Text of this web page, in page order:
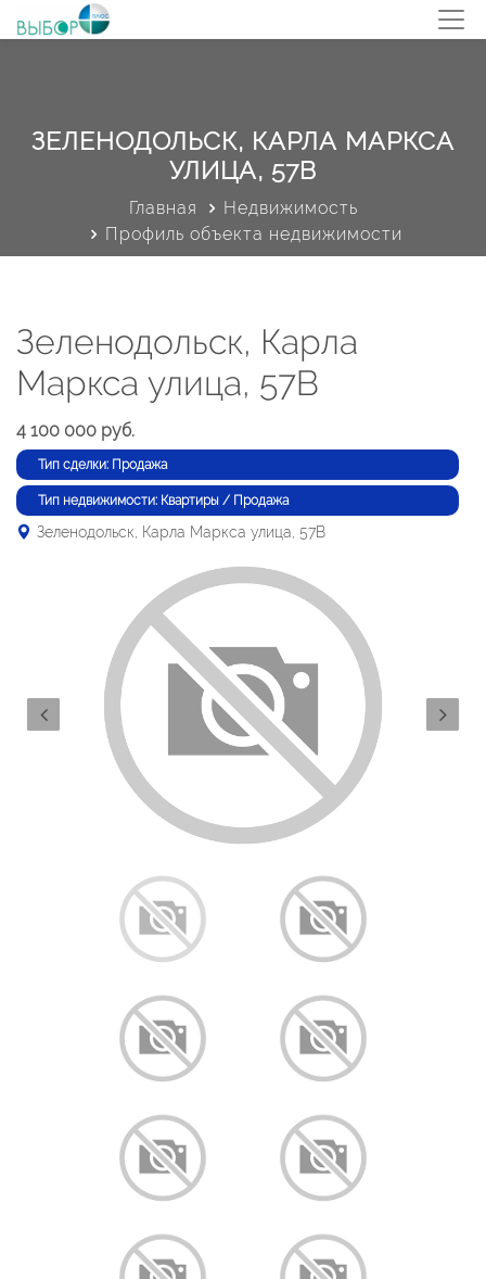
ЗЕЛЕНОДОЛЬСК, КАРЛА МАРКСА
УЛИЦА, 57В
Главная
Недвижимость
Профиль объекта недвижимости
Зеленодольск, Карла
Маркса улица, 57В
4 100 000 руб.
Тип сделки: Продажа
Тип недвижимости: Квартиры / Продажа
Зеленодольск, Карла Маркса улица, 57В